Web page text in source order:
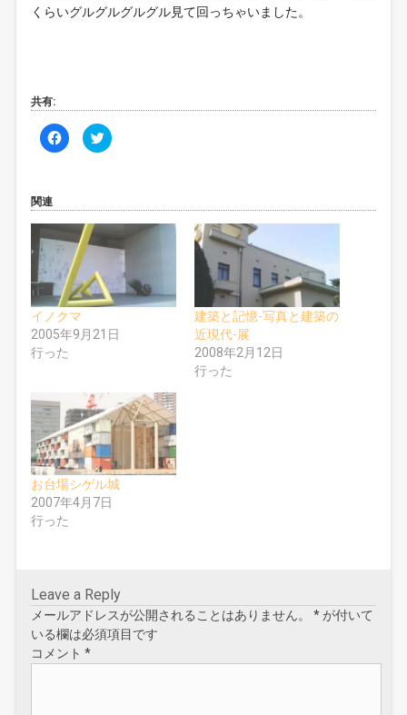
くらいグルグルグルグル見て回っちゃいました。
共有:
F
a
k
で
有
す
る
に
は
ク
リ
ッ
ク
し
て
(
新
し
い
ウ
ィ
ン
ド
ウ
で
開
き
ク
リ
w
i
t
t
共
有
(
し
い
ウ
で
開
き
ま
)
関連
イノクマ
2005年9月21日
行った
建築と記憶-写真と建築の
近現代-展
2008年2月12日
行った
お台場シゲル城
2007年4月7日
行った
Leave a Reply
メールアドレスが公開されることはありません。 * が付いて
いる欄は必須項目です
コメント*